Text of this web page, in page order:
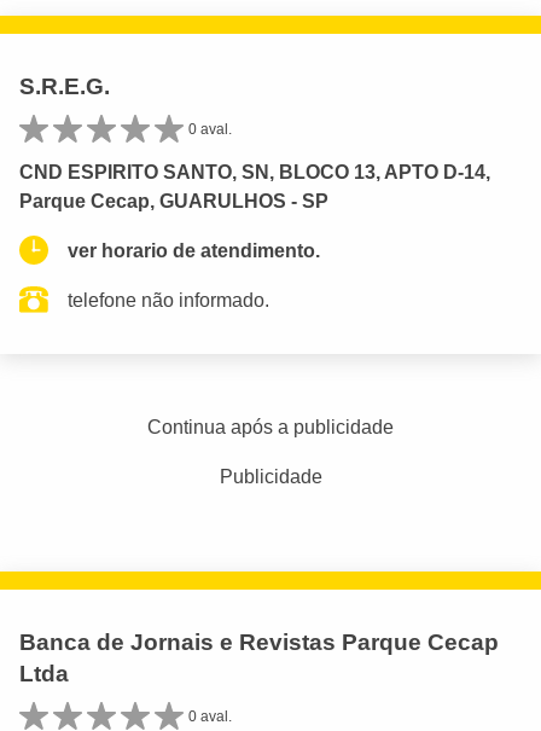
S.R.E.G.
0 aval.
CND ESPIRITO SANTO, SN, BLOCO 13, APTO D-14,
Parque Cecap, GUARULHOS - SP
ver horario de atendimento.
telefone não informado.
Continua após a publicidade
Publicidade
Banca de Jornais e Revistas Parque Cecap
Ltda
0 aval.